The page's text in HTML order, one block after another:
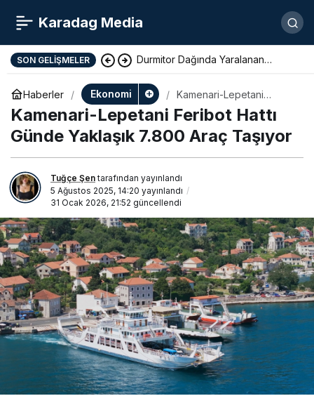
Karadag Media
SON GELIŞMELER Durmitor Dağında Yaralanan
Yunan Turist Başarıyla Kurtarıldı
Haberler Ekonomi
Kamenari-Lepetani
Feribot Hattı Günde
Yaklaşık 7.800 Araç
Taşıyor
Kamenari-Lepetani Feribot Hattı
Günde Yaklaşık 7.800 Araç Taşıyor
Tuğçe Şentarafından yayınlandı
5 Ağustos 2025, 14:20 yayınlandı
31 Ocak 2026, 21:52 güncellendi